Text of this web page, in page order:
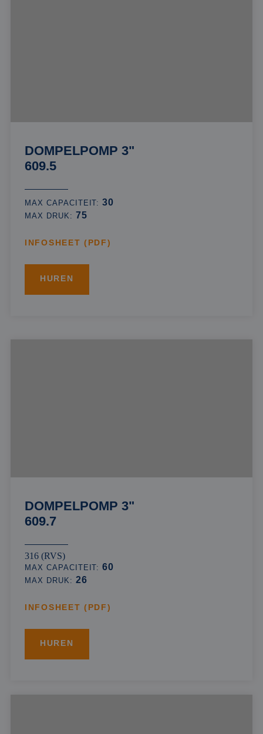
DOMPELPOMP 3"
609.5
MAX CAPACITEIT:30
MAX DRUK: 75
INFOSHEET (PDF)
HUREN
DOMPELPOMP 3"
609.7
316 (RVS)
MAX CAPACITEIT:60
MAX DRUK: 26
INFOSHEET (PDF)
HUREN